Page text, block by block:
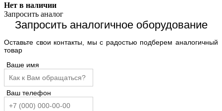
Нет в наличии
Запросить аналог
Запросить аналогичное оборудование
Оставьте свои контакты, мы с радостью подберем аналогичный
товар
Ваше имя
Ваш телефон